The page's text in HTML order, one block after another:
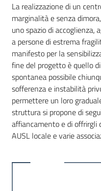
La realizzazione di un
marginalità e senza
uno spazio di accoglienza,
a persone di estrema
manifesto per la
fine del progetto è quello
spontanea possibile
sofferenza e instabilità
permettere un loro
struttura si propone di
affiancamento e di offrirgli
AUSL locale e varie